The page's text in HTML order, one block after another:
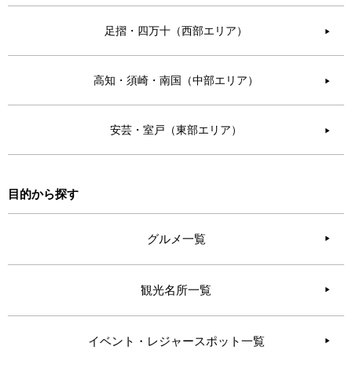
足摺・四万十（西部エリア） ▶︎
高知・須崎・南国（中部エリア） ▶︎
安芸・室戸（東部エリア） ▶︎
目的から探す
グルメ一覧
観光名所一覧
イベント・レジャースポット一覧